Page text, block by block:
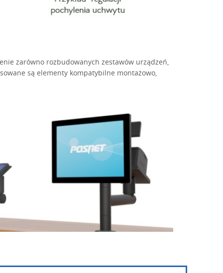
zarówno rozbudowanych zestawów urządzeń,
są elementy kompatybilne montażowo,